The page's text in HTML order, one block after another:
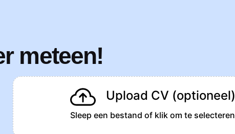
meteen!
Upload CV (optioneel)
Sleep een bestand of klik om te selecteren